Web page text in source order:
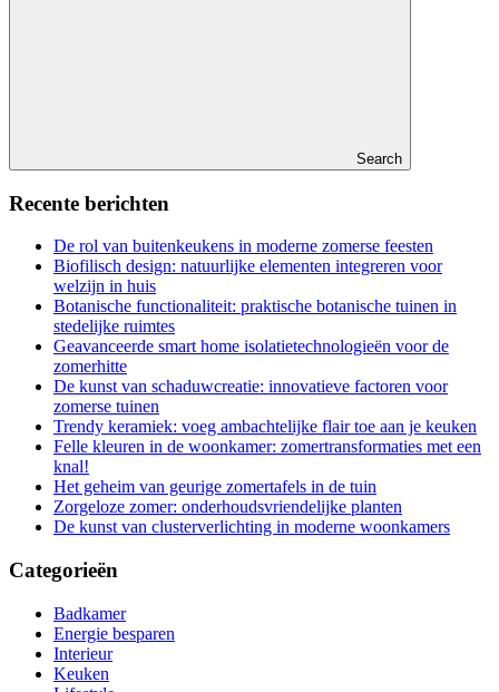
Search
Recente berichten
De rol van buitenkeukens in moderne zomerse feesten
Biofilisch design: natuurlijke elementen integreren voor
welzijn in huis
Botanische functionaliteit: praktische botanische tuinen in
stedelijke ruimtes
Geavanceerde smart home isolatietechnologieën voor de
zomerhitte
De kunst van schaduwcreatie: innovatieve factoren voor
zomerse tuinen
Trendy keramiek: voeg ambachtelijke flair toe aan je keuken
Felle kleuren in de woonkamer: zomertransformaties met een
knal!
Het geheim van geurige zomertafels in de tuin
Zorgeloze zomer: onderhoudsvriendelijke planten
De kunst van clusterverlichting in moderne woonkamers
Categorieën
Badkamer
Energie besparen
Interieur
Keuken